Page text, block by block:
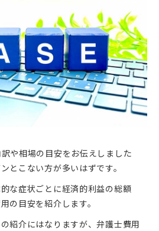
や相場の目安をお伝えしました
とこない方が多いはずです。
な症状ごとに経済的利益の総額
の目安を紹介します。
紹介にはなりますが、弁護士費用